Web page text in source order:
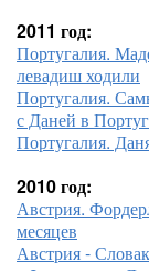
2011 год:
Португалия.
левадиш ходили
Португалия.
с Даней в
Португалия.
2010 год:
Австрия.
месяцев
Австрия -